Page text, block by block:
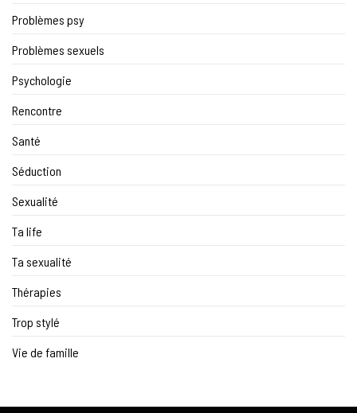
Problèmes psy
Problèmes sexuels
Psychologie
Rencontre
Santé
Séduction
Sexualité
Ta life
Ta sexualité
Thérapies
Trop stylé
Vie de famille